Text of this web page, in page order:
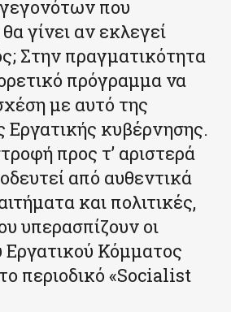
που
γίνει αν εκλεγεί
Στην πραγματικότητα
πρόγραμμα να
με αυτό της
Εργατικής κυβέρνησης.
προς τ’ αριστερά
από αυθεντικά
και πολιτικές,
υπερασπίζουν οι
Εργατικού Κόμματος
περιοδικό «Socialist